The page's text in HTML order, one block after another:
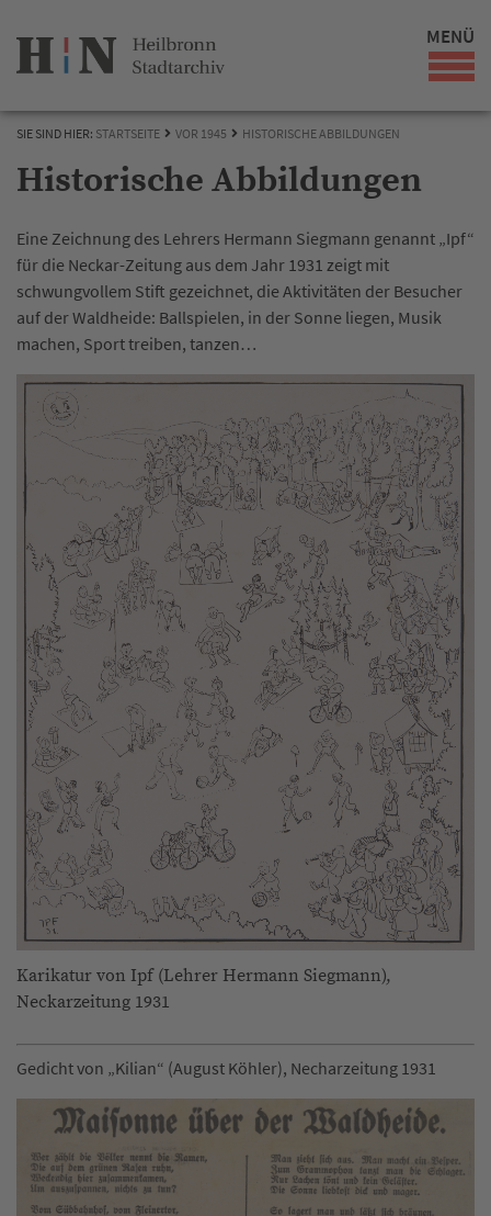
MENÜ
SIE SIND HIER: STARTSEITE VOR 1945 HISTORISCHE ABBILDUNGEN
Historische Abbildungen
Eine Zeichnung des Lehrers Hermann Siegmann genannt „Ipf“
für die Neckar-Zeitung aus dem Jahr 1931 zeigt mit
schwungvollem Stift gezeichnet, die Aktivitäten der Besucher
auf der Waldheide: Ballspielen, in der Sonne liegen, Musik
machen, Sport treiben, tanzen…
Karikatur von Ipf (Lehrer Hermann Siegmann),
Neckarzeitung 1931
Gedicht von „Kilian“ (August Köhler), Necharzeitung 1931